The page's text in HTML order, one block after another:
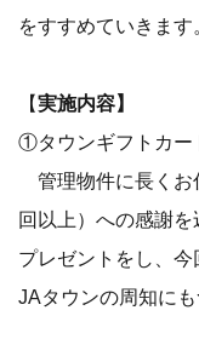
をすすめていきます
【実施内容】
①タウンギフトカー
管理物件に長くお
回以上）への感謝
プレゼントをし、今
JAタウンの周知にも